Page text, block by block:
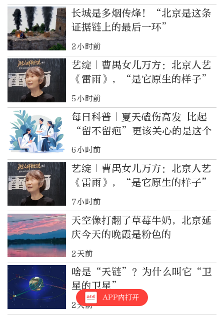
长城是多烟传烽！“北京是这条
证据链上的最后一环”
2小时前
艺绽｜曹禺女儿万方：北京人艺
《雷雨》，“是它原生的样子”
5小时前
每日科普｜夏天磕伤高发 比起
“留不留疤”更该关心的是这个
6小时前
艺绽｜曹禺女儿万方：北京人艺
《雷雨》，“是它原生的样子”
7小时前
天空像打翻了草莓牛奶，北京延
庆今天的晚霞是粉色的
2天前
啥是“天链”？为什么叫它“卫
星的卫星”
2天前
APP内打开